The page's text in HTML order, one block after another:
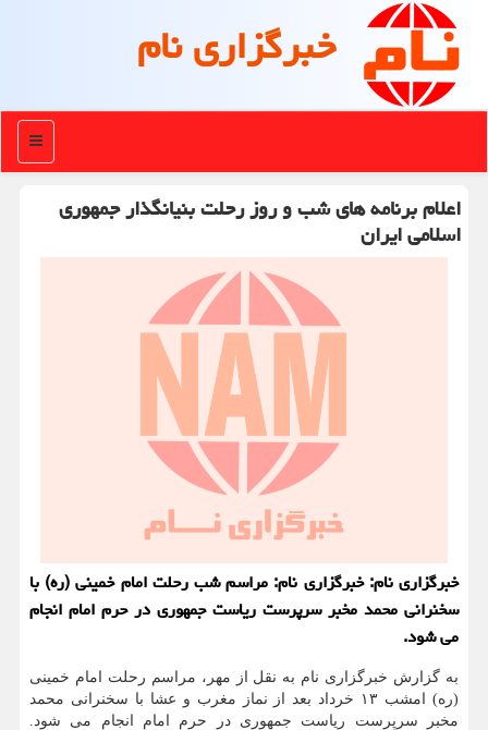
خبرگزاری نام
منو
اعلام برنامه های شب و روز رحلت بنیانگذار جمهوری
اسلامی ایران
خبرگزاری نام: خبرگزاری نام: مراسم شب رحلت امام خمینی (ره) با
سخنرانی محمد مخبر سرپرست ریاست جمهوری در حرم امام انجام
می شود.
به گزارش خبرگزاری نام به نقل از مهر، مراسم رحلت امام خمینی
(ره) امشب ۱۳ خرداد بعد از نماز مغرب و عشا با سخنرانی محمد
مخبر سرپرست ریاست جمهوری در حرم امام انجام می شود.